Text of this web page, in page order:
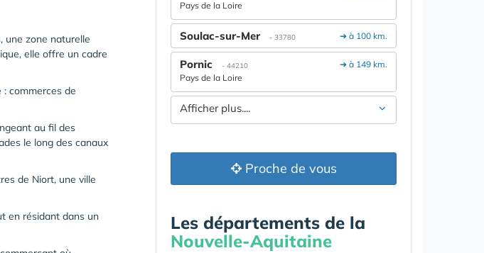
une zone naturelle
elle offre un cadre
commerces de
au fil des
le long des canaux
de Niort, une ville
en résidant dans un
Pays de la Loire
➔ à 100 km.
Soulac-sur-Mer - 33780
➔ à 149 km.
Pornic - 44210
Pays de la Loire
Afficher plus....
Proche de vous
Les départements de la
Nouvelle-Aquitaine